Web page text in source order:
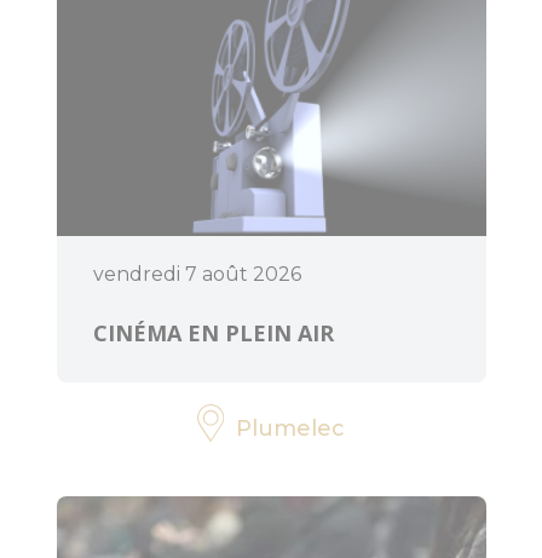
Accès et
Organiser un
vendredi 7 août 2026
CINÉMA EN PLEIN AIR
Plumelec